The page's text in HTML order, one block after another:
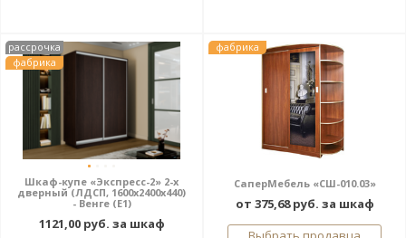
рассрочка
фабрика
Шкаф-купе «Экспресс-2» 2-х
дверный (ЛДСП, 1600х2400х440)
- Венге (E1)
1121,00 руб. за шкаф
фабрика
СаперМебель «СШ-010.03»
от 375,68 руб. за шкаф